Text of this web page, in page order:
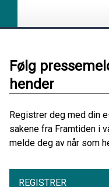
Følg
hender
Registrer deg med din
sakene fra Framtiden i
melde deg av når som
REGISTRER